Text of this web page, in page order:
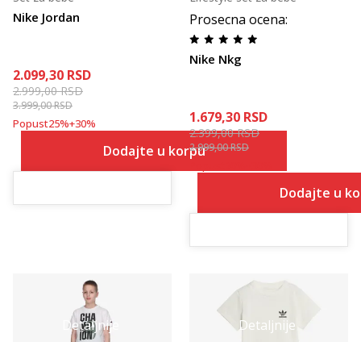
Nike Jordan
2.099,30 RSD
2.999,00RSD
3.999,00RSD
Popust25%+30%
Dodajte u korpu
Prosecna ocena:
Nike Nkg
1.679,30 RSD
2.399,00RSD
2.999,00RSD
Dodajte u
Detaljnije
Detaljnije